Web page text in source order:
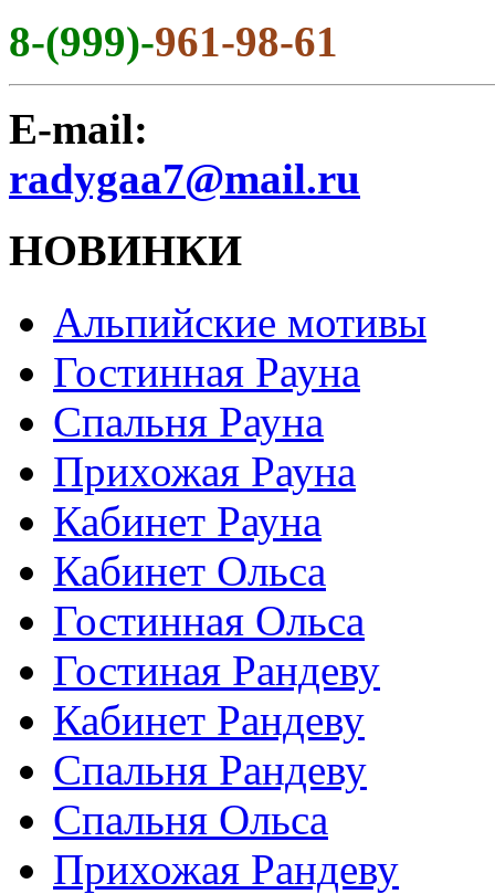
8-(999)-961-98-61
E-mail:
radygaa7@mail.ru
НОВИНКИ
Альпийские мотивы
Гостинная Рауна
Спальня Рауна
Прихожая Рауна
Кабинет Рауна
Кабинет Ольса
Гостинная Ольса
Гостиная Рандеву
Кабинет Рандеву
Спальня Рандеву
Спальня Ольса
Прихожая Рандеву